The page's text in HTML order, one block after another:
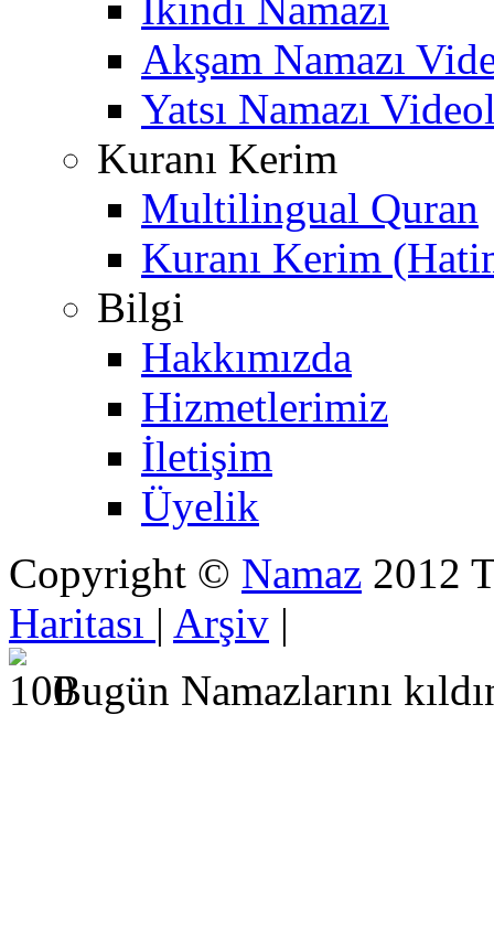
Akşam Namazı
Yatsı Namazı
Kuranı Kerim
Multilingual Quran
Kuranı Kerim
Bilgi
Hakkımızda
Hizmetlerimiz
İletişim
Üyelik
Copyright © Namaz 2012
Haritası | Arşiv |
Bugün Namazlarını